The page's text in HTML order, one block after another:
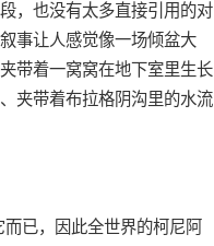
，也没有太多直接引用的对
事让人感觉像一场倾盆大
带着一窝窝在地下室里生长
夹带着布拉格阴沟里的水流
已，因此全世界的柯尼阿